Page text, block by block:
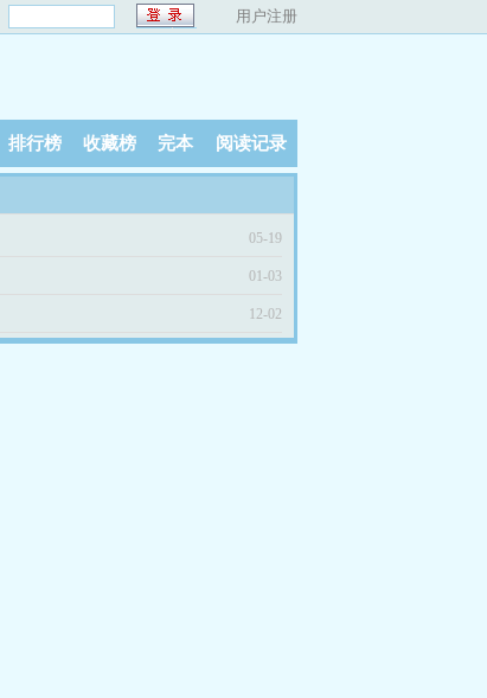
用户注册
排行榜 收藏榜 完本 阅读记录
05-19
01-03
12-02